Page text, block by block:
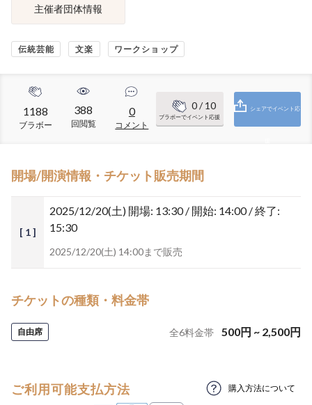
主催者団体情報
伝統芸能 文楽 ワークショップ
1188
ブラボー
388
回閲覧
0
コメント
0/ 10
ブラボーでイベント応援
シェアでイベント応
開場/開演情報・チケット販売期間
[ 1 ]
2025/12/20(土) 開場: 13:30 / 開始: 14:00 / 終了:
15:30
2025/12/20(土) 14:00まで販売
チケットの種類・料金帯
自由席 全6料金帯 500円 ~ 2,500円
ご利用可能支払方法 購入方法について